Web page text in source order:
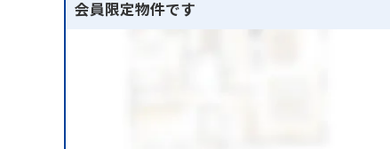
会員限定物件です